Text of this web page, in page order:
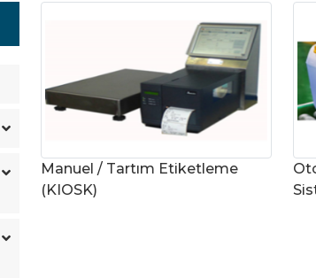
Termal
Görüntüleme
Sistemleri
Uçak Tartım
X-Ray
Big Bag
Manuel / Tartım Etiketleme
(KIOSK)